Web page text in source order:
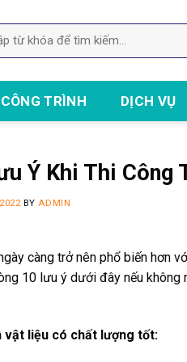
CÔNG TRÌNH DỊCH VỤ
Ý Khi Thi Công
BYADMIN
càng trở nên phổ biến hơn
10 lưu ý dưới đây nếu
vật liệu có chất lượng tốt: